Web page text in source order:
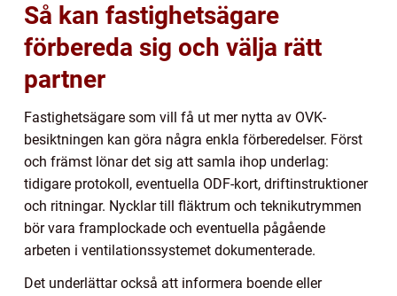
Så kan fastighetsägare
förbereda sig och välja rätt
partner
Fastighetsägare som vill få ut mer nytta av OVK-
besiktningen kan göra några enkla förberedelser. Först
och främst lönar det sig att samla ihop underlag:
tidigare protokoll, eventuella ODF-kort, driftinstruktioner
och ritningar. Nycklar till fläktrum och teknikutrymmen
bör vara framplockade och eventuella pågående
arbeten i ventilationssystemet dokumenterade.
Det underlättar också att informera boende eller